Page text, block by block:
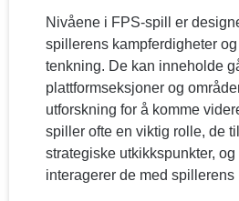
Nivåene i FPS-spill er
spillerens kampferdigheter
tenkning. De kan inneholde
plattformseksjoner og
utforskning for å komme
spiller ofte en viktig rolle, de
strategiske utkikkspunkter,
interagerer de med spillerens